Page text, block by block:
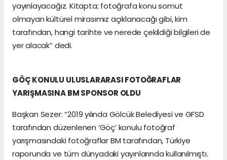
yayınlayacağız. Kitapta; fotoğrafa konu somut
olmayan kültürel mirasımız açıklanacağı gibi, kim
tarafından, hangi tarihte ve nerede çekildiği bilgileri de
yer alacak” dedi.
GÖÇ KONULU ULUSLARARASI FOTOĞRAFLAR
YARIŞMASINA BM SPONSOR OLDU
Başkan Sezer: “2019 yılında Gölcük Belediyesi ve GFSD
tarafından düzenlenen ‘Göç’ konulu fotoğraf
yarışmasındaki fotoğraflar BM tarafından, Türkiye
raporunda ve tüm dünyadaki yayınlarında kullanılmıştı.